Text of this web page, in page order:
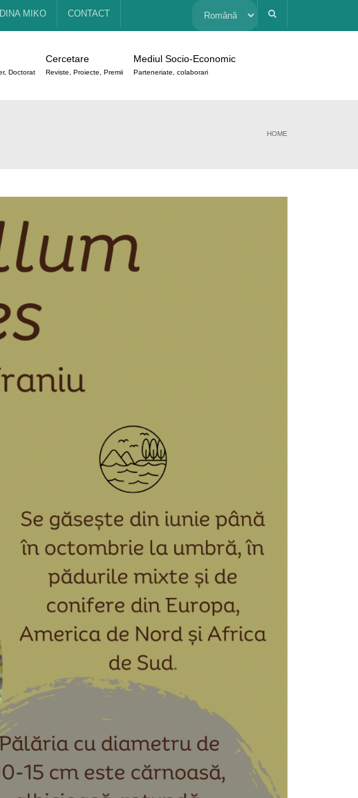
MIKO CONTACT Alege
limbă
Doctorat
Cercetare
Reviste, Proiecte, Premii
Mediul Socio-Economic
Parteneriate, colaborari
HOME